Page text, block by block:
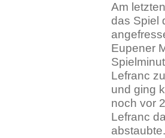
Am
das Spiel
Eupener
Lefranc
und ging
noch vor
Lefranc